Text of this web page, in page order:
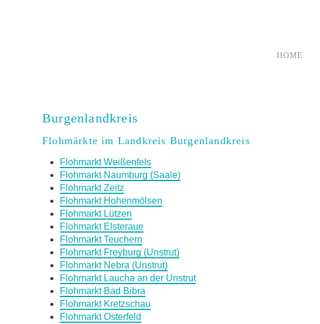
HOME
Burgenlandkreis
Flohmärkte im Landkreis Burgenlandkreis
Flohmarkt Weißenfels
Flohmarkt Naumburg (Saale)
Flohmarkt Zeitz
Flohmarkt Hohenmölsen
Flohmarkt Lützen
Flohmarkt Elsteraue
Flohmarkt Teuchern
Flohmarkt Freyburg (Unstrut)
Flohmarkt Nebra (Unstrut)
Flohmarkt Laucha an der Unstrut
Flohmarkt Bad Bibra
Flohmarkt Kretzschau
Flohmarkt Osterfeld